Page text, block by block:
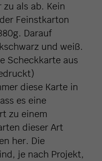
als ab. Kein
Feinstkarton
Darauf
und weiß.
Scheckkarte aus
diese Karte in
es eine
zu einem
dieser Art
her. Die
je nach Projekt,